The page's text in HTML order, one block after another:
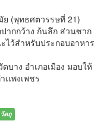
(พุทธศตวรรษที่ 21)
ากกว้าง ก้นลึก ส่วนซาก
ไว้สำหรับประกอบอาหาร
บาง อำเภอเมือง มอบให้
เพงเพชร
ตถุ